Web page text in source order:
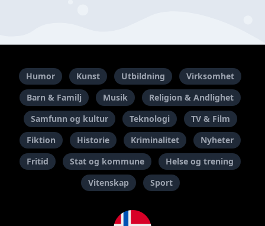
Humor Kunst Utbildning
Virksomhet
Barn & Familj
Musik
Religion & Andlighet
Samfunn og kultur
Teknologi
TV & Film
Fiktion
Historie Kriminalitet
Nyheter
Fritid
Stat og kommune
Helse og trening
Vitenskap
Sport